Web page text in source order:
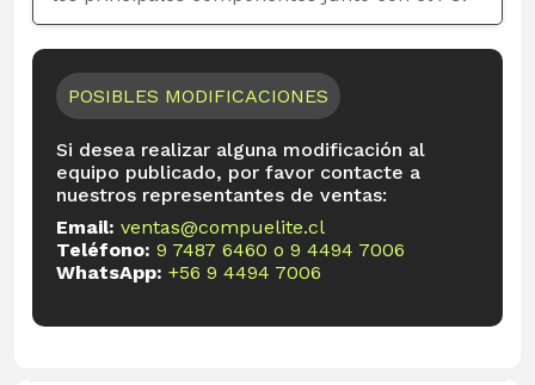
POSIBLES MODIFICACIONES
Si desea realizar alguna modificación al
equipo publicado, por favor contacte a
nuestros representantes de ventas:
Email: ventas@compuelite.cl
Teléfono: 9 7487 6460 o 9 4494 7006
WhatsApp: +56 9 4494 7006